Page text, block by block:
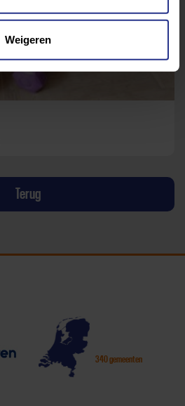
Weigeren
Terug
340 gemeenten